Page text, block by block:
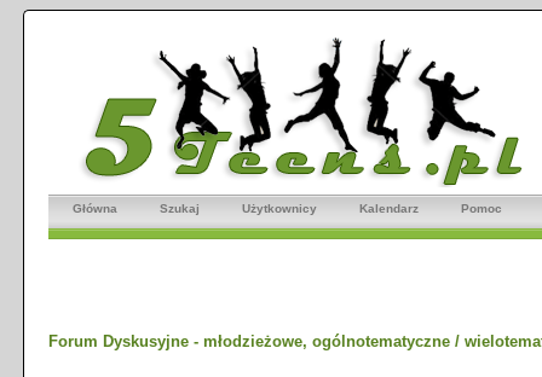
Główna Szukaj Użytkownicy Kalendarz Pomoc
Forum Dyskusyjne - młodzieżowe, ogólnotematyczne /